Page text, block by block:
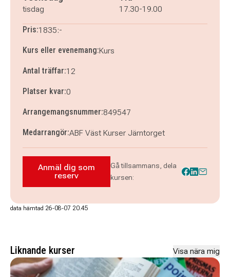
tisdag 10 november 2026 klockan 17.30–19.00
tisdag 17.30-19.00
Pris:1835:-
Kurs eller evenemang:Kurs
Antal träffar:12
Platser kvar:0
Arrangemangsnummer:849547
Medarrangör:ABF Väst Kurser Järntorget
Anmäl dig som reserv till Klarinett och
Anmäl dig som
reserv
Gå tillsammans, dela
kursen:
data hämtad 26-08-07 20.45
Liknande kurser Visa nära mig